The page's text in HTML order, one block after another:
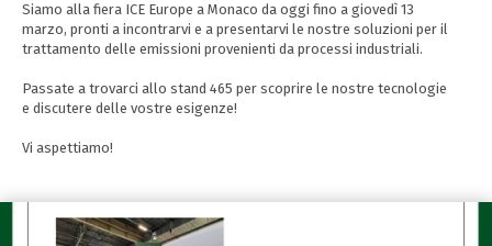
Siamo alla fiera ICE Europe a Monaco da oggi fino a giovedì 13
marzo, pronti a incontrarvi e a presentarvi le nostre soluzioni per il
trattamento delle emissioni provenienti da processi industriali.
Passate a trovarci allo stand 465 per scoprire le nostre tecnologie
e discutere delle vostre esigenze!
Vi aspettiamo!